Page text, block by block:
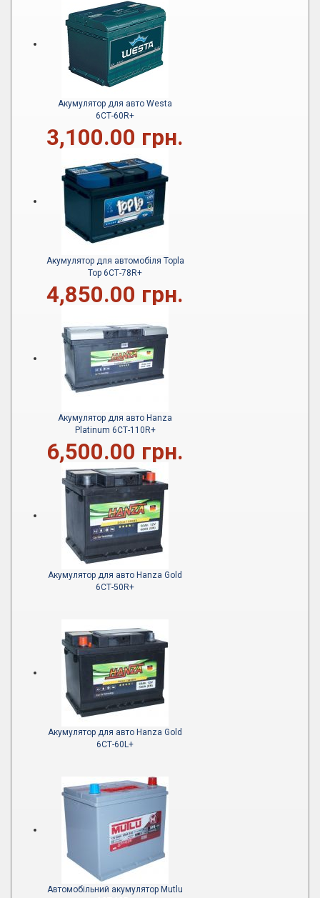
Акумулятор для авто Westa
6СТ-60R+
3,100.00 грн.
Акумулятор для автомобіля Topla
Top 6СТ-78R+
4,850.00 грн.
Акумулятор для авто Hanza
Platinum 6СТ-110R+
6,500.00 грн.
Акумулятор для авто Hanza Gold
6СТ-50R+
Акумулятор для авто Hanza Gold
6СТ-60L+
Автомобільний акумулятор Mutlu